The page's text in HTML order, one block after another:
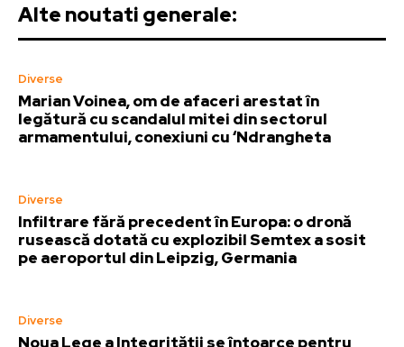
Alte noutati generale:
Diverse
Marian Voinea, om de afaceri arestat în
legătură cu scandalul mitei din sectorul
armamentului, conexiuni cu ‘Ndrangheta
Diverse
Infiltrare fără precedent în Europa: o dronă
rusească dotată cu explozibil Semtex a sosit
pe aeroportul din Leipzig, Germania
Diverse
Noua Lege a Integrității se întoarce pentru